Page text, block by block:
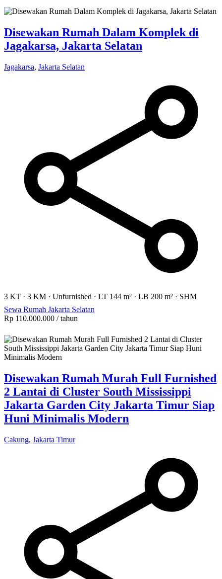
Disewakan Rumah Dalam Komplek di
Jagakarsa, Jakarta Selatan
Jagakarsa, Jakarta Selatan
3 KT · 3 KM · Unfurnished · LT 144 m² · LB 200 m² · SHM
Sewa Rumah Jakarta Selatan
Rp 110.000.000 / tahun
Disewakan Rumah Murah Full Furnished
2 Lantai di Cluster South Mississippi
Jakarta Garden City Jakarta Timur Siap
Huni Minimalis Modern
Cakung, Jakarta Timur